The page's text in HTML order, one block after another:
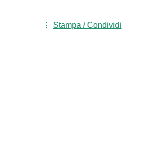
Stampa / Condividi